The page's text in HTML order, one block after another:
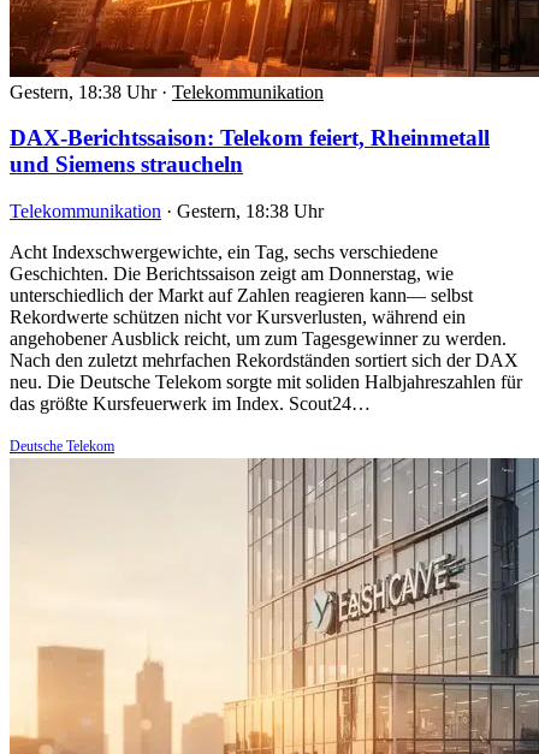
Gestern, 18:38 Uhr · Telekommunikation
DAX-Berichtssaison: Telekom feiert, Rheinmetall
und Siemens straucheln
Telekommunikation · Gestern, 18:38 Uhr
Acht Indexschwergewichte, ein Tag, sechs verschiedene
Geschichten. Die Berichtssaison zeigt am Donnerstag, wie
unterschiedlich der Markt auf Zahlen reagieren kann— selbst
Rekordwerte schützen nicht vor Kursverlusten, während ein
angehobener Ausblick reicht, um zum Tagesgewinner zu werden.
Nach den zuletzt mehrfachen Rekordständen sortiert sich der DAX
neu. Die Deutsche Telekom sorgte mit soliden Halbjahreszahlen für
das größte Kursfeuerwerk im Index. Scout24…
Deutsche Telekom